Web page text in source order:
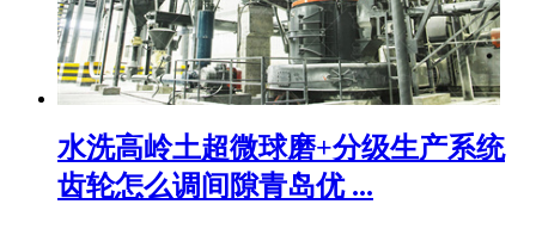
水洗高岭土超微球磨+分级生产系统
齿轮怎么调间隙青岛优 ...